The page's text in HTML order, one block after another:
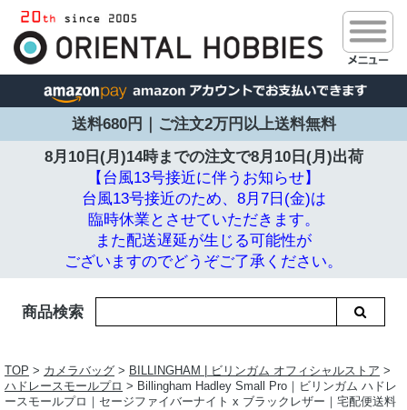
送料680円｜ご注文2万円以上送料無料
8月10日(月)14時までの注文で8月10日(月)出荷
【台風13号接近に伴うお知らせ】
台風13号接近のため、8月7日(金)は
臨時休業とさせていただきます。
また配送遅延が生じる可能性が
ございますのでどうぞご了承ください。
商品検索
TOP > カメラバッグ > BILLINGHAM | ビリンガム オフィシャルストア >
ハドレースモールプロ > Billingham Hadley Small Pro｜ビリンガム ハドレ
ースモールプロ｜セージファイバーナイト x ブラックレザー｜宅配便送料